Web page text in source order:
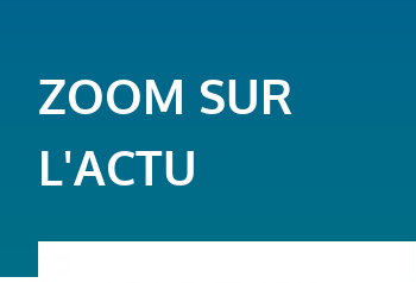
ZOOM SUR
L'ACTU